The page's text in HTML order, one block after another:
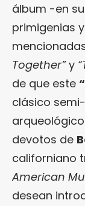
álbum -en
primigenias
Together”y
de que este
clásico
devotos de
californiano
American
desean